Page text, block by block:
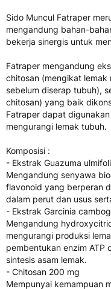
Sido Muncul Fatraper
mengandung bahan-
bekerja sinergis untuk
Fatraper mengandung
chitosan (mengikat lemak
sebelum diserap tubuh),
chitosan) yang baik
Fatraper dapat
mengurangi lemak tubuh.
Komposisi :
- Ekstrak Guazuma
Mengandung senyawa
flavonoid yang berperan
dalam perut dan usus
- Ekstrak Garcinia
Mengandung
mengurangi produksi
pembentukan enzim ATP
sintesis asam lemak.
- Chitosan 200 mg
Mempunyai kemampuan